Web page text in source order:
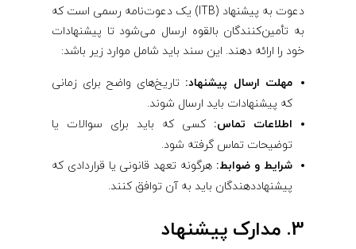
دعوت به پیشنهاد (ITB) یک دعوت‌نامه رسمی است که
به تأمین‌کنندگان بالقوه ارسال می‌شود تا پیشنهادات
خود را ارائه دهند. این سند باید شامل موارد زیر باشد:
مهلت ارسال پیشنهاد: تاریخ‌های واضح برای زمانی
که پیشنهادات باید ارسال شوند.
اطلاعات تماس: کسی که باید برای سوالات یا
توضیحات تماس گرفته شود.
شرایط و ضوابط: هرگونه تعهد قانونی یا قراردادی که
پیشنهاددهندگان باید به آن توافق کنند.
3. مدارک پیشنهاد